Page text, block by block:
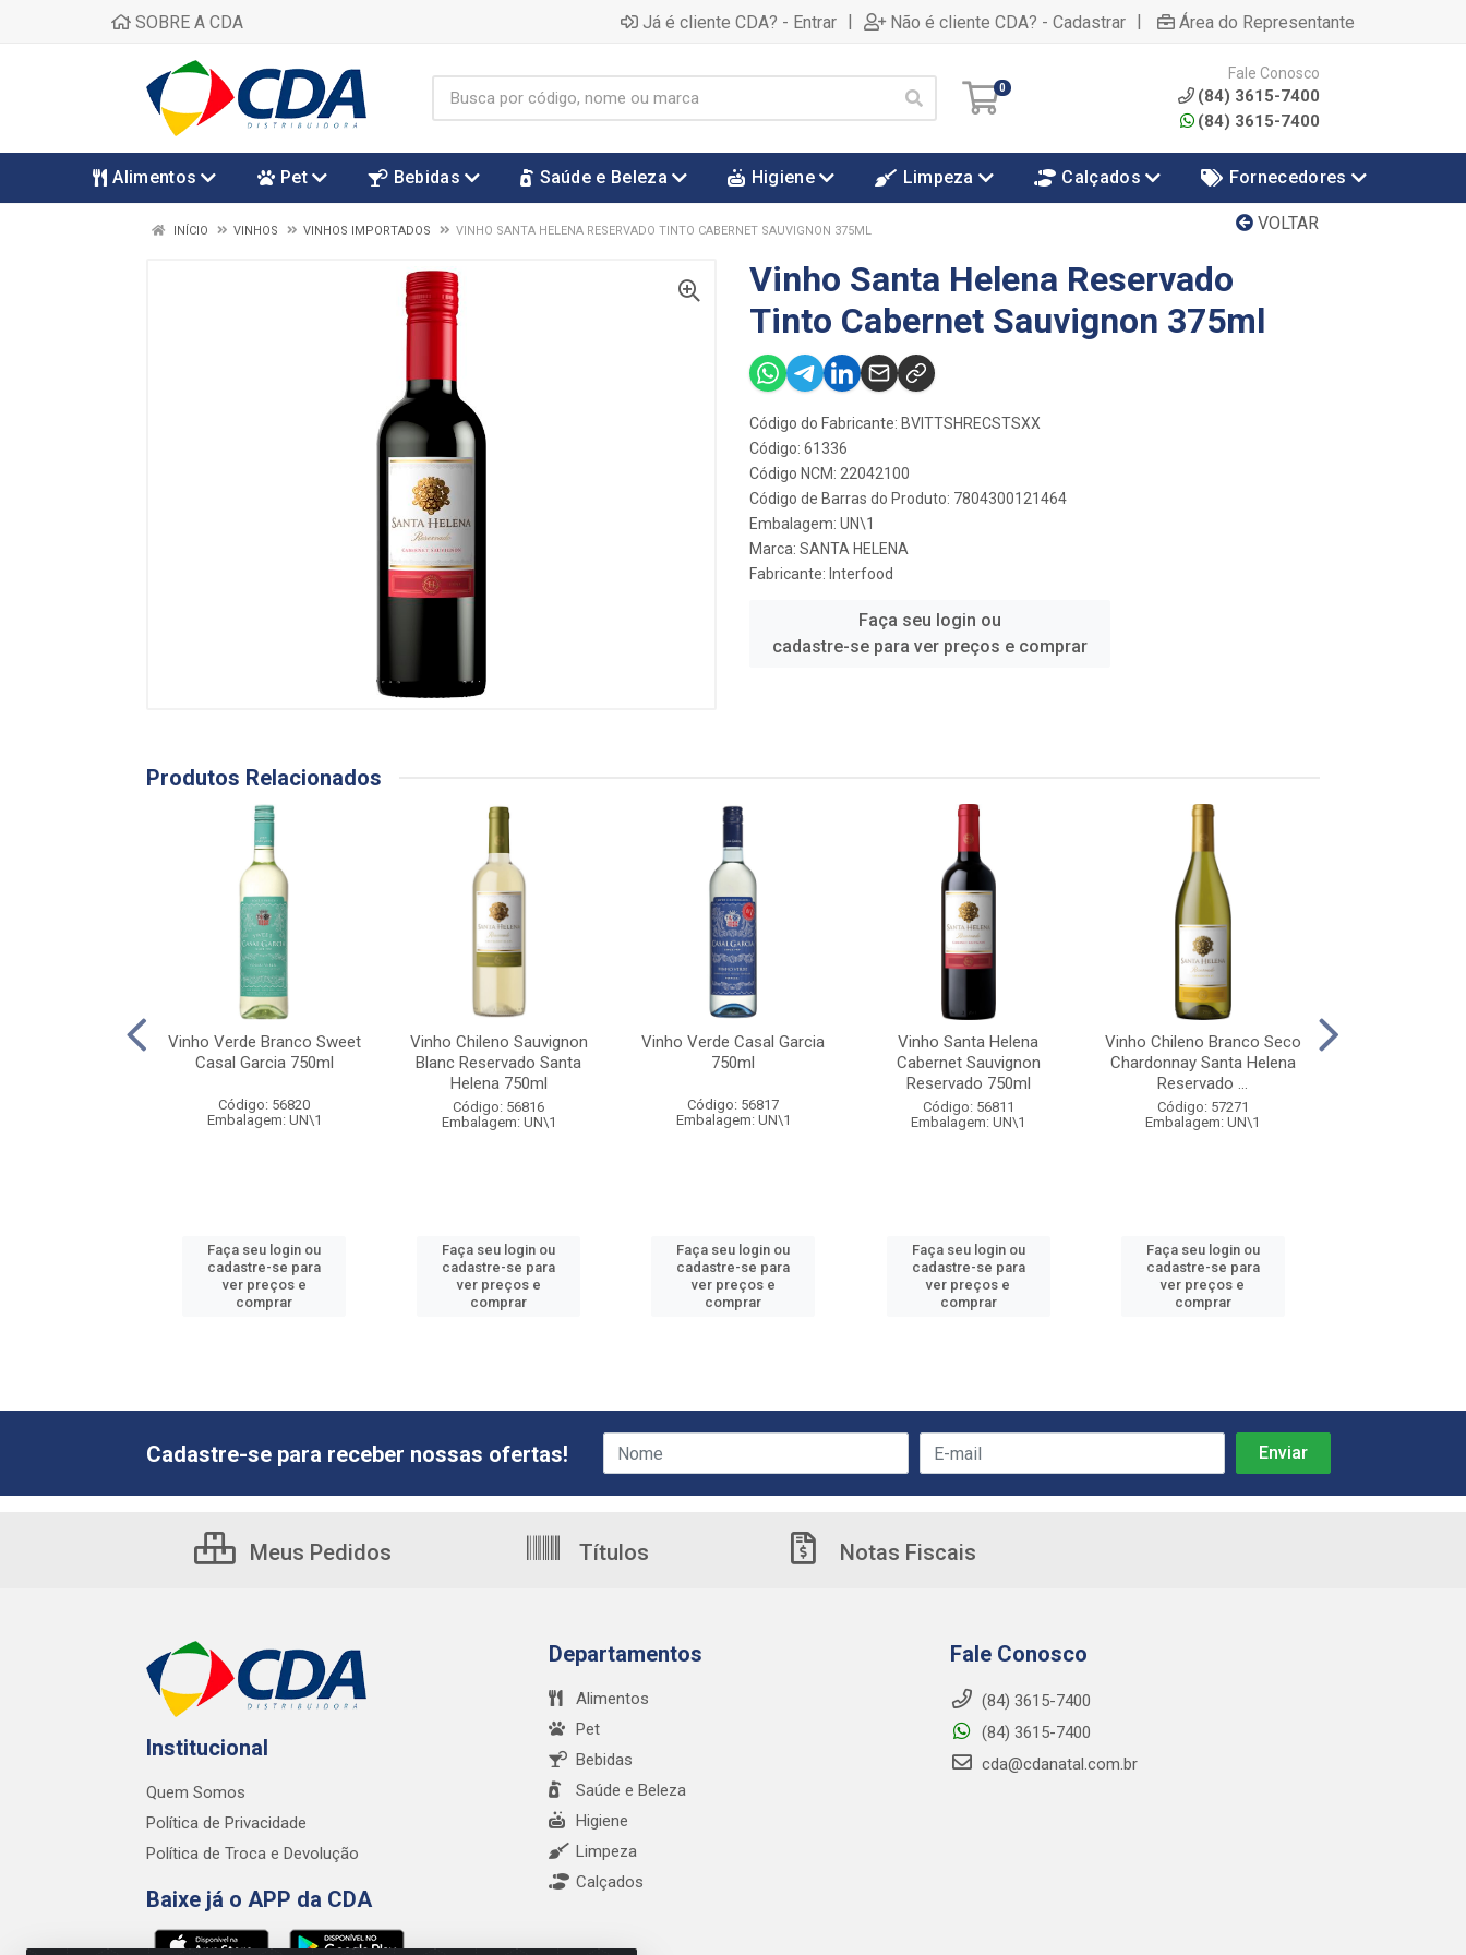
SOBRE A CDA Já é cliente CDA? - Entrar | Não é cliente CDA? - Cadastrar | Área do Representante
0
Fale Conosco
(84) 3615-7400
(84) 3615-7400
Alimentos Pet Bebidas Saúde e Beleza Higiene Limpeza Calçados Fornecedores
VOLTAR
INÍCIO VINHOS VINHOS IMPORTADOS VINHO SANTA HELENA RESERVADO TINTO CABERNET SAUVIGNON 375ML
Vinho Santa Helena Reservado
Tinto Cabernet Sauvignon 375ml
Código do Fabricante: BVITTSHRECSTSXX
Código: 61336
Código NCM: 22042100
Código de Barras do Produto: 7804300121464
Embalagem: UN\1
Marca: SANTA HELENA
Fabricante: Interfood
Faça seu login ou
cadastre-se para ver preços e comprar
Produtos Relacionados
Vinho Verde Branco Sweet
Casal Garcia 750ml
Código: 56820
Embalagem: UN\1
Faça seu login ou
cadastre-se para
ver preços e
comprar
Vinho Chileno Sauvignon
Blanc Reservado Santa
Helena 750ml
Código: 56816
Embalagem: UN\1
Faça seu login ou
cadastre-se para
ver preços e
comprar
Vinho Verde Casal Garcia
750ml
Código: 56817
Embalagem: UN\1
Faça seu login ou
cadastre-se para
ver preços e
comprar
Vinho Santa Helena
Cabernet Sauvignon
Reservado 750ml
Código: 56811
Embalagem: UN\1
Faça seu login ou
cadastre-se para
ver preços e
comprar
Vinho Chileno Branco Seco
Chardonnay Santa Helena
Reservado ...
Código: 57271
Embalagem: UN\1
Faça seu login ou
cadastre-se para
ver preços e
comprar
Cadastre-se para receber nossas ofertas!
Meus Pedidos Títulos Notas Fiscais
Institucional
Quem Somos
Política de Privacidade
Política de Troca e Devolução
Baixe já o APP da CDA
Departamentos
Alimentos
Pet
Bebidas
Saúde e Beleza
Higiene
Limpeza
Calçados
Fale Conosco
(84) 3615-7400
(84) 3615-7400
cda@cdanatal.com.br